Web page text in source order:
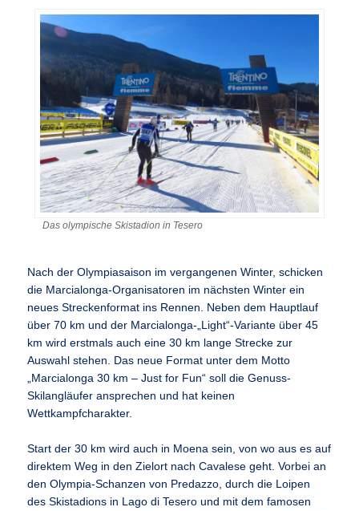
Das olympische Skistadion in Tesero
Nach der Olympiasaison im vergangenen Winter, schicken
die Marcialonga-Organisatoren im nächsten Winter ein
neues Streckenformat ins Rennen. Neben dem Hauptlauf
über 70 km und der Marcialonga-„Light“-Variante über 45
km wird erstmals auch eine 30 km lange Strecke zur
Auswahl stehen. Das neue Format unter dem Motto
„Marcialonga 30 km – Just for Fun“ soll die Genuss-
Skilangläufer ansprechen und hat keinen
Wettkampfcharakter.
Start der 30 km wird auch in Moena sein, von wo aus es auf
direktem Weg in den Zielort nach Cavalese geht. Vorbei an
den Olympia-Schanzen von Predazzo, durch die Loipen
des Skistadions in Lago di Tesero und mit dem famosen